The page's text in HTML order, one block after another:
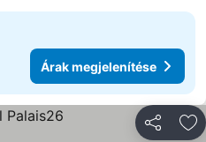
Árak megjelenítése